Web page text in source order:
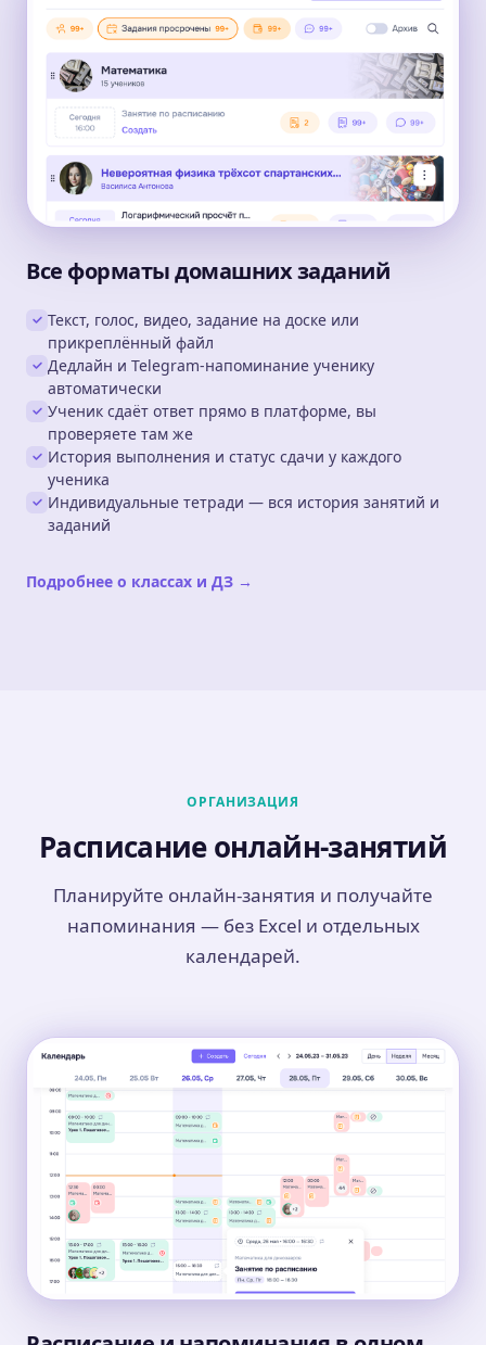
Все форматы домашних заданий
Текст, голос, видео, задание на доске или
прикреплённый файл
Дедлайн и Telegram-напоминание ученику
автоматически
Ученик сдаёт ответ прямо в платформе, вы
проверяете там же
История выполнения и статус сдачи у каждого
ученика
Индивидуальные тетради — вся история занятий и
заданий
Подробнее о классах и ДЗ →
ОРГАНИЗАЦИЯ
Расписание онлайн-занятий
Планируйте онлайн-занятия и получайте
напоминания — без Excel и отдельных
календарей.